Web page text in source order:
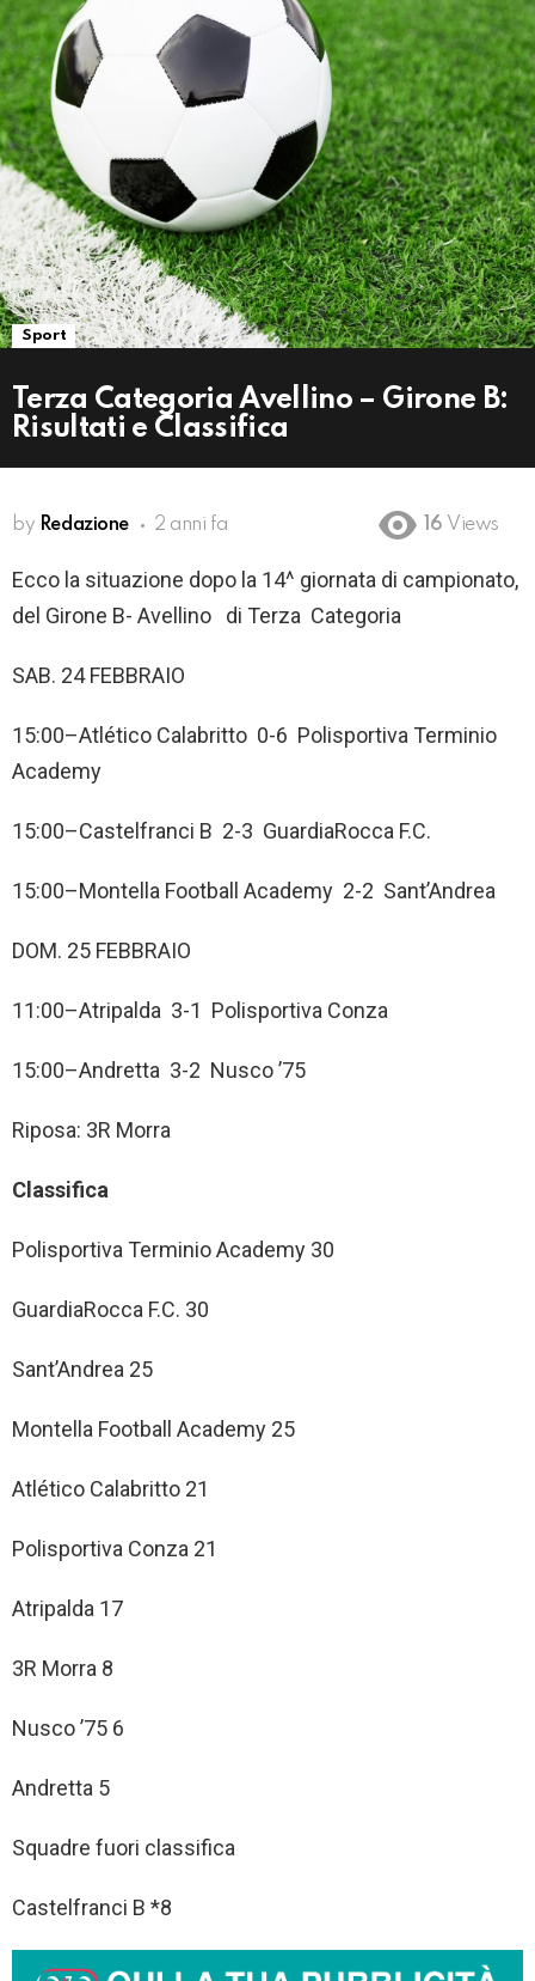
Sport
Terza Categoria Avellino – Girone B:
Risultati e Classifica
by Redazione 2 anni fa 16 Views
Ecco la situazione dopo la 14^ giornata di campionato,
del Girone B- Avellino di Terza Categoria
SAB. 24 FEBBRAIO
15:00–Atlético Calabritto 0-6 Polisportiva Terminio
Academy
15:00–Castelfranci B 2-3 GuardiaRocca F.C.
15:00–Montella Football Academy 2-2 Sant’Andrea
DOM. 25 FEBBRAIO
11:00–Atripalda 3-1 Polisportiva Conza
15:00–Andretta 3-2 Nusco ’75
Riposa: 3R Morra
Classifica
Polisportiva Terminio Academy 30
GuardiaRocca F.C. 30
Sant’Andrea 25
Montella Football Academy 25
Atlético Calabritto 21
Polisportiva Conza 21
Atripalda 17
3R Morra 8
Nusco ’75 6
Andretta 5
Squadre fuori classifica
Castelfranci B *8